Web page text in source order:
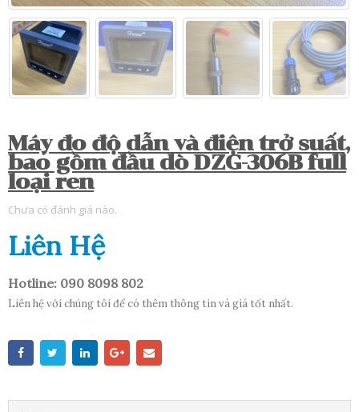
Máy đo độ dẫn và điện trở suất,
bao gồm đầu dò DZG-306B full
loại ren
Chưa có đánh giá nào.
Liên Hệ
Hotline: 090 8098 802
Liên hệ với chúng tôi để có thêm thông tin và giá tốt nhất.